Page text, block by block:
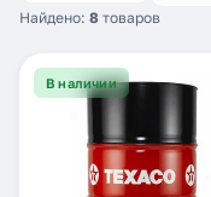
Найдено: 8 товаров
В наличии